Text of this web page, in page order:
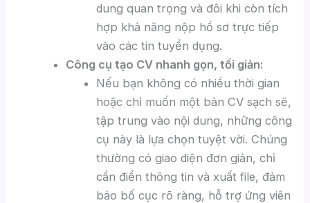
dung quan trọng và đôi khi còn tích
hợp khả năng nộp hồ sơ trực tiếp
vào các tin tuyển dụng.
Công cụ tạo CV nhanh gọn, tối giản:
Nếu bạn không có nhiều thời gian
hoặc chỉ muốn một bản CV sạch sẽ,
tập trung vào nội dung, những công
cụ này là lựa chọn tuyệt vời. Chúng
thường có giao diện đơn giản, chỉ
cần điền thông tin và xuất file, đảm
bảo bố cục rõ ràng, hỗ trợ ứng viên